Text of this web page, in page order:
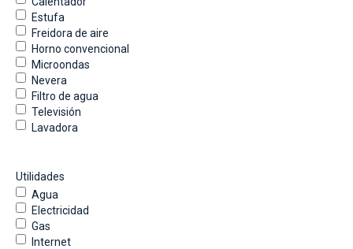
Estufa
Freidora de aire
Horno convencional
Microondas
Nevera
Filtro de agua
Televisión
Lavadora
Utilidades
Agua
Electricidad
Gas
Internet